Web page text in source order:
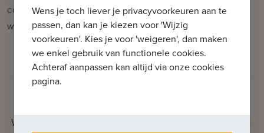
contacteer Wout op 0475 96 59 38 of mail naar
wout@immax.be.
WAT KUNNEN WE VOOR U BETEKENEN
Wens je toch liever je privacyvoorkeuren aan te
passen, dan kan je kiezen voor 'Wijzig
voorkeuren'. Kies je voor 'weigeren', dan maken
we enkel gebruik van functionele cookies.
Achteraf aanpassen kan altijd via onze cookies
pagina.